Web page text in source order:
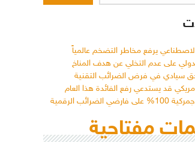
الاصطناعي يرفع مخاطر التضخم عالمياً
على عدم التخلي عن هدف المناخ
حق سيادي في فرض الضرائب التقنية
قد يستدعي رفع الفائدة هذا العام
الرقمية
مفتاحية